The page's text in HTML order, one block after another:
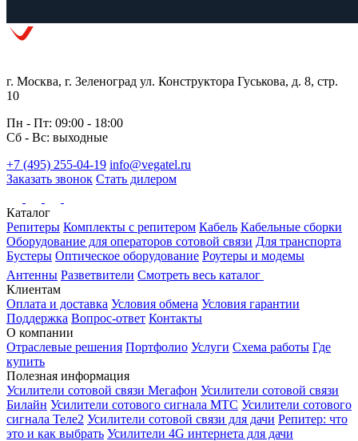
г. Москва, г. Зеленоград ул. Конструктора Гуськова, д. 8, стр.
10
Пн - Пт: 09:00 - 18:00
Сб - Вс: выходные
+7 (495) 255-04-19 info@vegatel.ru
Заказать звонок Стать дилером
Каталог
Репитеры Комплекты с репитером Кабель Кабельные сборки
Оборудование для операторов сотовой связи Для транспорта
Бустеры Оптическое оборудование Роутеры и модемы
Антенны Разветвители Смотреть весь каталог
Клиентам
Оплата и доставка Условия обмена Условия гарантии
Поддержка Вопрос-ответ Контакты
О компании
Отраслевые решения Портфолио Услуги Схема работы Где
купить
Полезная информация
Усилители сотовой связи Мегафон Усилители сотовой связи
Билайн Усилители сотового сигнала МТС Усилители сотового
сигнала Теле2 Усилители сотовой связи для дачи Репитер: что
это и как выбрать Усилители 4G интернета для дачи